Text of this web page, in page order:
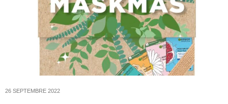
26 SEPTEMBRE 2022